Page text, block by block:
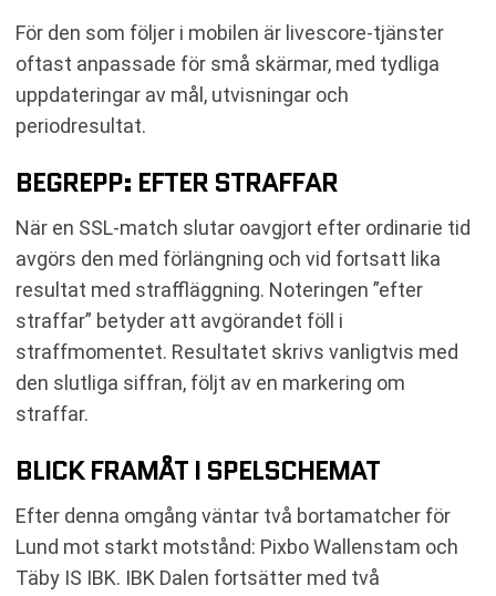
För den som följer i mobilen är livescore-tjänster
oftast anpassade för små skärmar, med tydliga
uppdateringar av mål, utvisningar och
periodresultat.
BEGREPP: EFTER STRAFFAR
När en SSL-match slutar oavgjort efter ordinarie tid
avgörs den med förlängning och vid fortsatt lika
resultat med straffläggning. Noteringen ”efter
straffar” betyder att avgörandet föll i
straffmomentet. Resultatet skrivs vanligtvis med
den slutliga siffran, följt av en markering om
straffar.
BLICK FRAMÅT I SPELSCHEMAT
Efter denna omgång väntar två bortamatcher för
Lund mot starkt motstånd: Pixbo Wallenstam och
Täby IS IBK. IBK Dalen fortsätter med två